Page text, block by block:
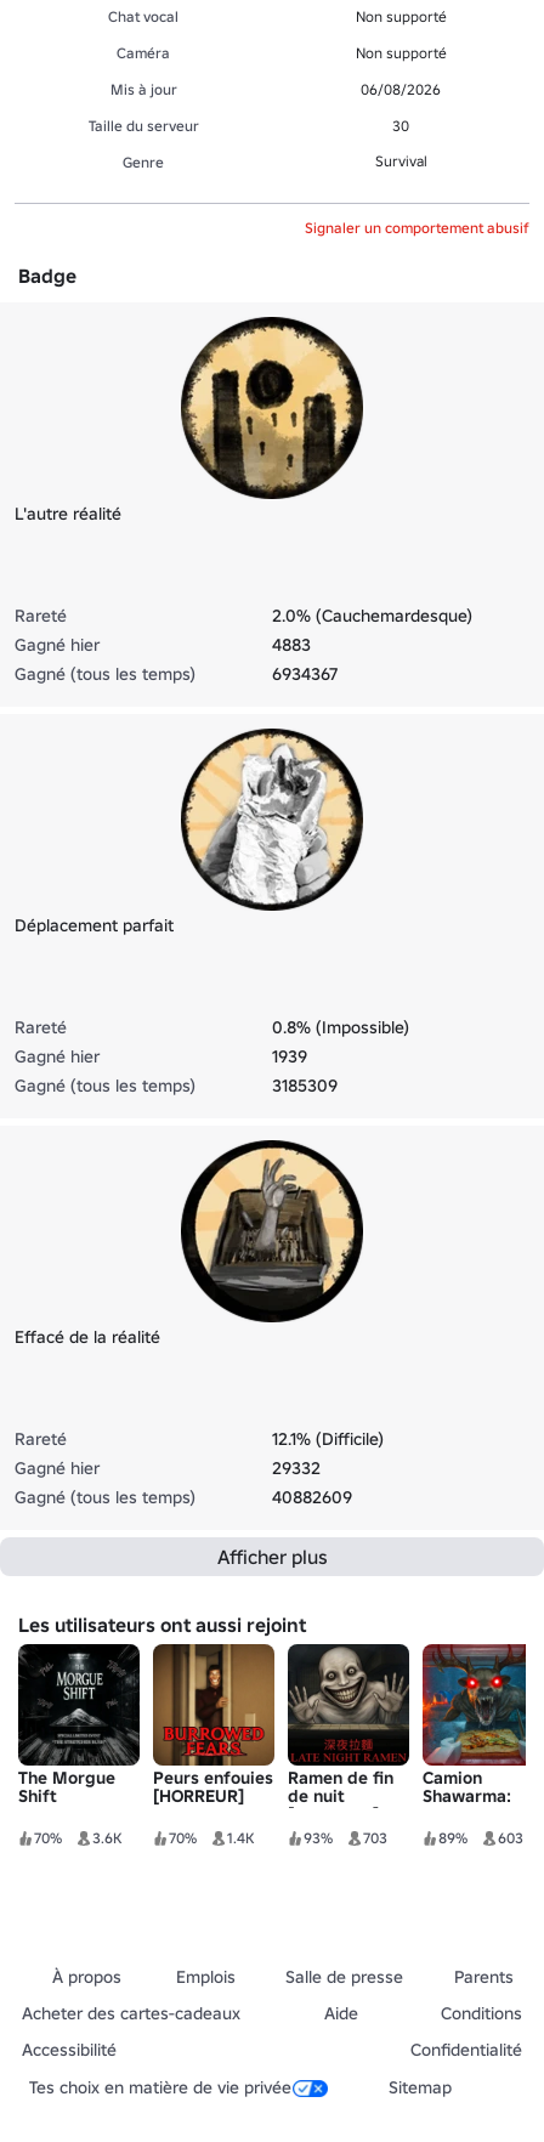
Chat vocal
Non supporté
Caméra
Non supporté
Mis à jour
06/08/2026
Taille du serveur
30
Genre
Survival
Signaler un comportement abusif
Badge
L'autre réalité
Rareté
2.0% (Cauchemardesque)
Gagné hier
4883
Gagné (tous les temps)
6934367
Déplacement parfait
Rareté
0.8% (Impossible)
Gagné hier
1939
Gagné (tous les temps)
3185309
Effacé de la réalité
Rareté
12.1% (Difficile)
Gagné hier
29332
Gagné (tous les temps)
40882609
Afficher plus
Les utilisateurs ont aussi rejoint
The Morgue
Shift
70% 3.6K
Peurs enfouies
[HORREUR]
70% 1.4K
Ramen de fin
de nuit
[HORREUR]
93% 703
Camion
Shawarma:
[HORREUR]
89% 603
À propos Emplois Salle de presse
Parents
Acheter des cartes-cadeaux
Aide
Conditions
Accessibilité
Confidentialité
Tes choix en matière de vie privée
Sitemap